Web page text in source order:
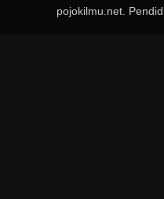
pojokilmu.net.